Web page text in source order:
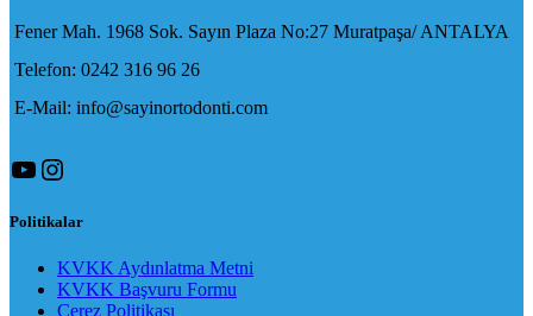
Fener Mah. 1968 Sok. Sayın Plaza No:27 Muratpaşa/ ANTALYA
Telefon: 0242 316 96 26
E-Mail: info@sayinortodonti.com
YouTube
Instagram
Politikalar
KVKK Aydınlatma Metni
KVKK Başvuru Formu
Çerez Politikası